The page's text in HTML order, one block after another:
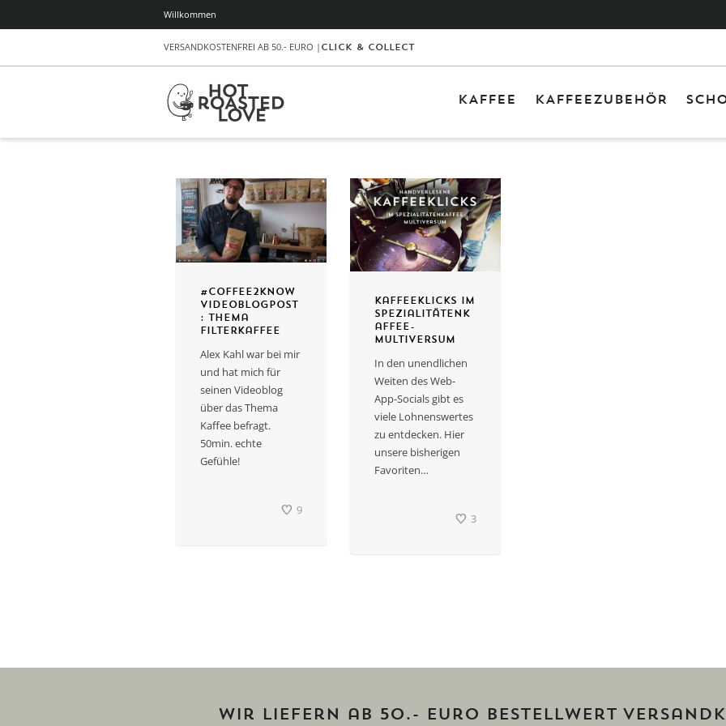
Willkommen
VERSANDKOSTENFREI AB 50.- EURO | Click & Collect
KAFFEE KAFFEEZUBEHÖR
#coffee2know
Videoblogpost
: Thema
Filterkaffee
Alex Kahl war bei mir
und hat mich für
seinen Videoblog
über das Thema
Kaffee befragt.
50min. echte
Gefühle!
9
Kaffeeklicks im
Spezialitätenk
affee-
Multiversum
In den unendlichen
Weiten des Web-
App-Socials gibt es
viele Lohnenswertes
zu entdecken. Hier
unsere bisherigen
Favoriten…
3
Wir liefern ab 50.- Euro Bestellwert